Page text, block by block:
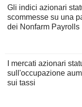
Gli indici azionari
scommesse su una
dei Nonfarm Payrolls
I mercati azionari
sull'occupazione
sui tassi